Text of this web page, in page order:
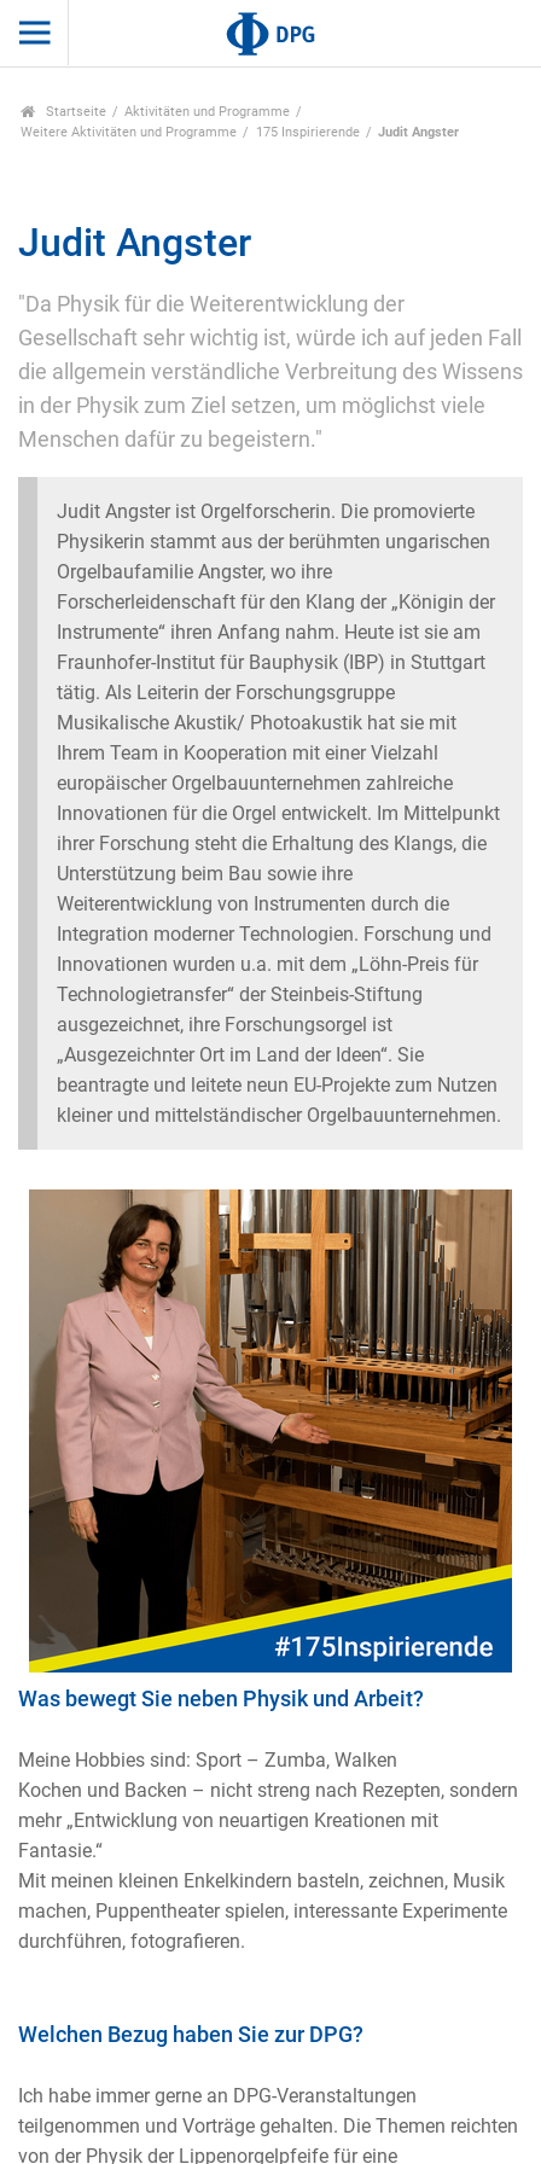
Startseite
Aktivitäten und Programme
Weitere Aktivitäten und Programme
175 Inspirierende Judit Angster
Judit Angster
"Da Physik für die Weiterentwicklung der
Gesellschaft sehr wichtig ist, würde ich auf jeden Fall
die allgemein verständliche Verbreitung des Wissens
in der Physik zum Ziel setzen, um möglichst viele
Menschen dafür zu begeistern."
Judit Angster ist Orgelforscherin. Die promovierte
Physikerin stammt aus der berühmten ungarischen
Orgelbaufamilie Angster, wo ihre
Forscherleidenschaft für den Klang der „Königin der
Instrumente“ ihren Anfang nahm. Heute ist sie am
Fraunhofer-Institut für Bauphysik (IBP) in Stuttgart
tätig. Als Leiterin der Forschungsgruppe
Musikalische Akustik/ Photoakustik hat sie mit
Ihrem Team in Kooperation mit einer Vielzahl
europäischer Orgelbauunternehmen zahlreiche
Innovationen für die Orgel entwickelt. Im Mittelpunkt
ihrer Forschung steht die Erhaltung des Klangs, die
Unterstützung beim Bau sowie ihre
Weiterentwicklung von Instrumenten durch die
Integration moderner Technologien. Forschung und
Innovationen wurden u.a. mit dem „Löhn-Preis für
Technologietransfer“ der Steinbeis-Stiftung
ausgezeichnet, ihre Forschungsorgel ist
„Ausgezeichnter Ort im Land der Ideen“. Sie
beantragte und leitete neun EU-Projekte zum Nutzen
kleiner und mittelständischer Orgelbauunternehmen.
Was bewegt Sie neben Physik und Arbeit?
Meine Hobbies sind: Sport – Zumba, Walken
Kochen und Backen – nicht streng nach Rezepten, sondern
mehr „Entwicklung von neuartigen Kreationen mit
Fantasie.“
Mit meinen kleinen Enkelkindern basteln, zeichnen, Musik
machen, Puppentheater spielen, interessante Experimente
durchführen, fotografieren.
Welchen Bezug haben Sie zur DPG?
Ich habe immer gerne an DPG-Veranstaltungen
teilgenommen und Vorträge gehalten. Die Themen reichten
von der Physik der Lippenorgelpfeife für eine